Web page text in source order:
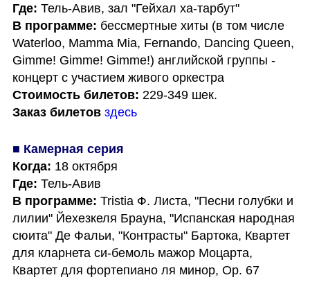
Где:
Тель-Авив, зал "Гейхал ха-тарбут"
В программе: бессмертные хиты (в том числе
Waterloo, Mamma Mia, Fernando, Dancing Queen,
Gimme! Gimme! Gimme!) английской группы -
Стоимость билетов:
Заказ билетов здесь
Когда:
Где:
В программе: Tristia Ф. Листа, "Песни голубки и
лилии" Йехезкеля Брауна, "Испанская народная
сюита" Де Фальи, "Контрасты" Бартока, Квартет
для кларнета си-бемоль мажор Моцарта,
Квартет для фортепиано ля минор, Op. 67